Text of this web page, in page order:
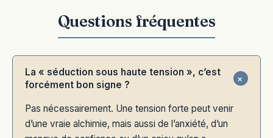
La « séduction sous haute tension », c’est
forcément bon signe ?
Pas nécessairement. Une tension forte peut venir
d’une vraie alchimie, mais aussi de l’anxiété, d’un